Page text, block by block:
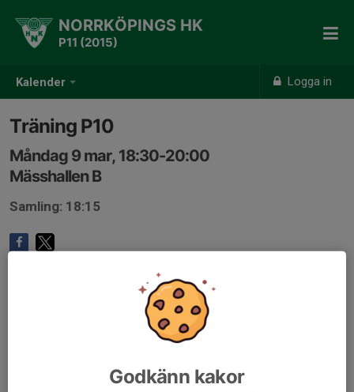
Kalender Logga in
NORRKÖPINGS HK
P11 (2015)
Träning P10
Måndag 9 mar, 18:30-20:00
Mässhallen B
Samling: 18:15
Godkänn kakor